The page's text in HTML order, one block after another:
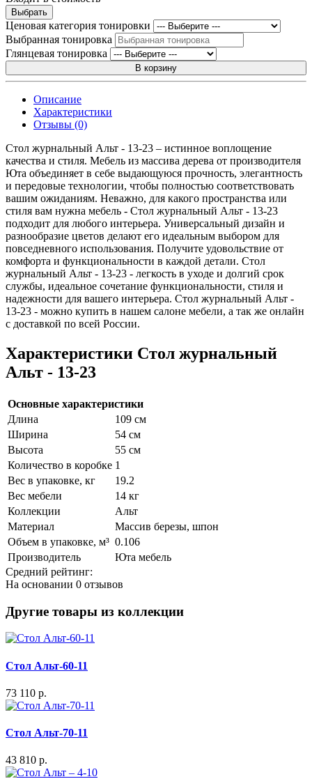
Выбрать
Ценовая категория тонировки
Выбранная тонировка
Глянцевая тонировка
В корзину
Описание
Характеристики
Отзывы (0)
Стол журнальный Альт - 13-23 – истинное воплощение
качества и стиля. Мебель из массива дерева от производителя
Юта объединяет в себе выдающуюся прочность, элегантность
и передовые технологии, чтобы полностью соответствовать
вашим ожиданиям. Неважно, для какого пространства или
стиля вам нужна мебель - Стол журнальный Альт - 13-23
подходит для любого интерьера. Универсальный дизайн и
разнообразие цветов делают его идеальным выбором для
повседневного использования. Получите удовольствие от
комфорта и функциональности в каждой детали. Стол
журнальный Альт - 13-23 - легкость в уходе и долгий срок
службы, идеальное сочетание функциональности, стиля и
надежности для вашего интерьера. Стол журнальный Альт -
13-23 - можно купить в нашем салоне мебели, а так же онлайн
с доставкой по всей России.
Характеристики Стол журнальный
Альт - 13-23
Основные характеристики
Длина
109 см
Ширина
54 см
Высота
55 см
Количество в коробке 1
Вес в упаковке, кг
19.2
Вес мебели
14 кг
Коллекции
Альт
Материал
Массив березы, шпон
Объем в упаковке, м³ 0.106
Производитель
Юта мебель
Средний рейтинг:
На основании 0 отзывов
Другие товары из коллекции
Стол Альт-60-11
73 110 р.
Стол Альт-70-11
43 810 р.